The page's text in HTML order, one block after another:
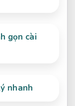
gọn cài
nhanh